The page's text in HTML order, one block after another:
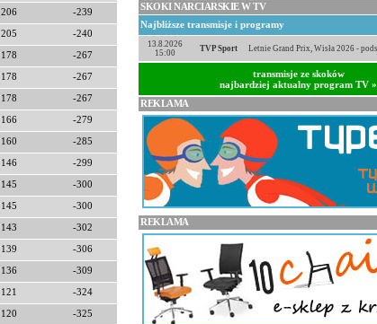
206 -239
205 -240
178 -267
178 -267
178 -267
166 -279
160 -285
146 -299
145 -300
145 -300
143 -302
139 -306
136 -309
121 -324
120 -325
SKOKI NARCIARSKIE W TV
Najbliższe transmisje i programy
13.8.2026
15:00
TVP Sport Letnie Grand Prix, Wisła 2026 -
transmisje ze skoków
najbardziej aktualny program TV »
REKLAMA
REKLAMA